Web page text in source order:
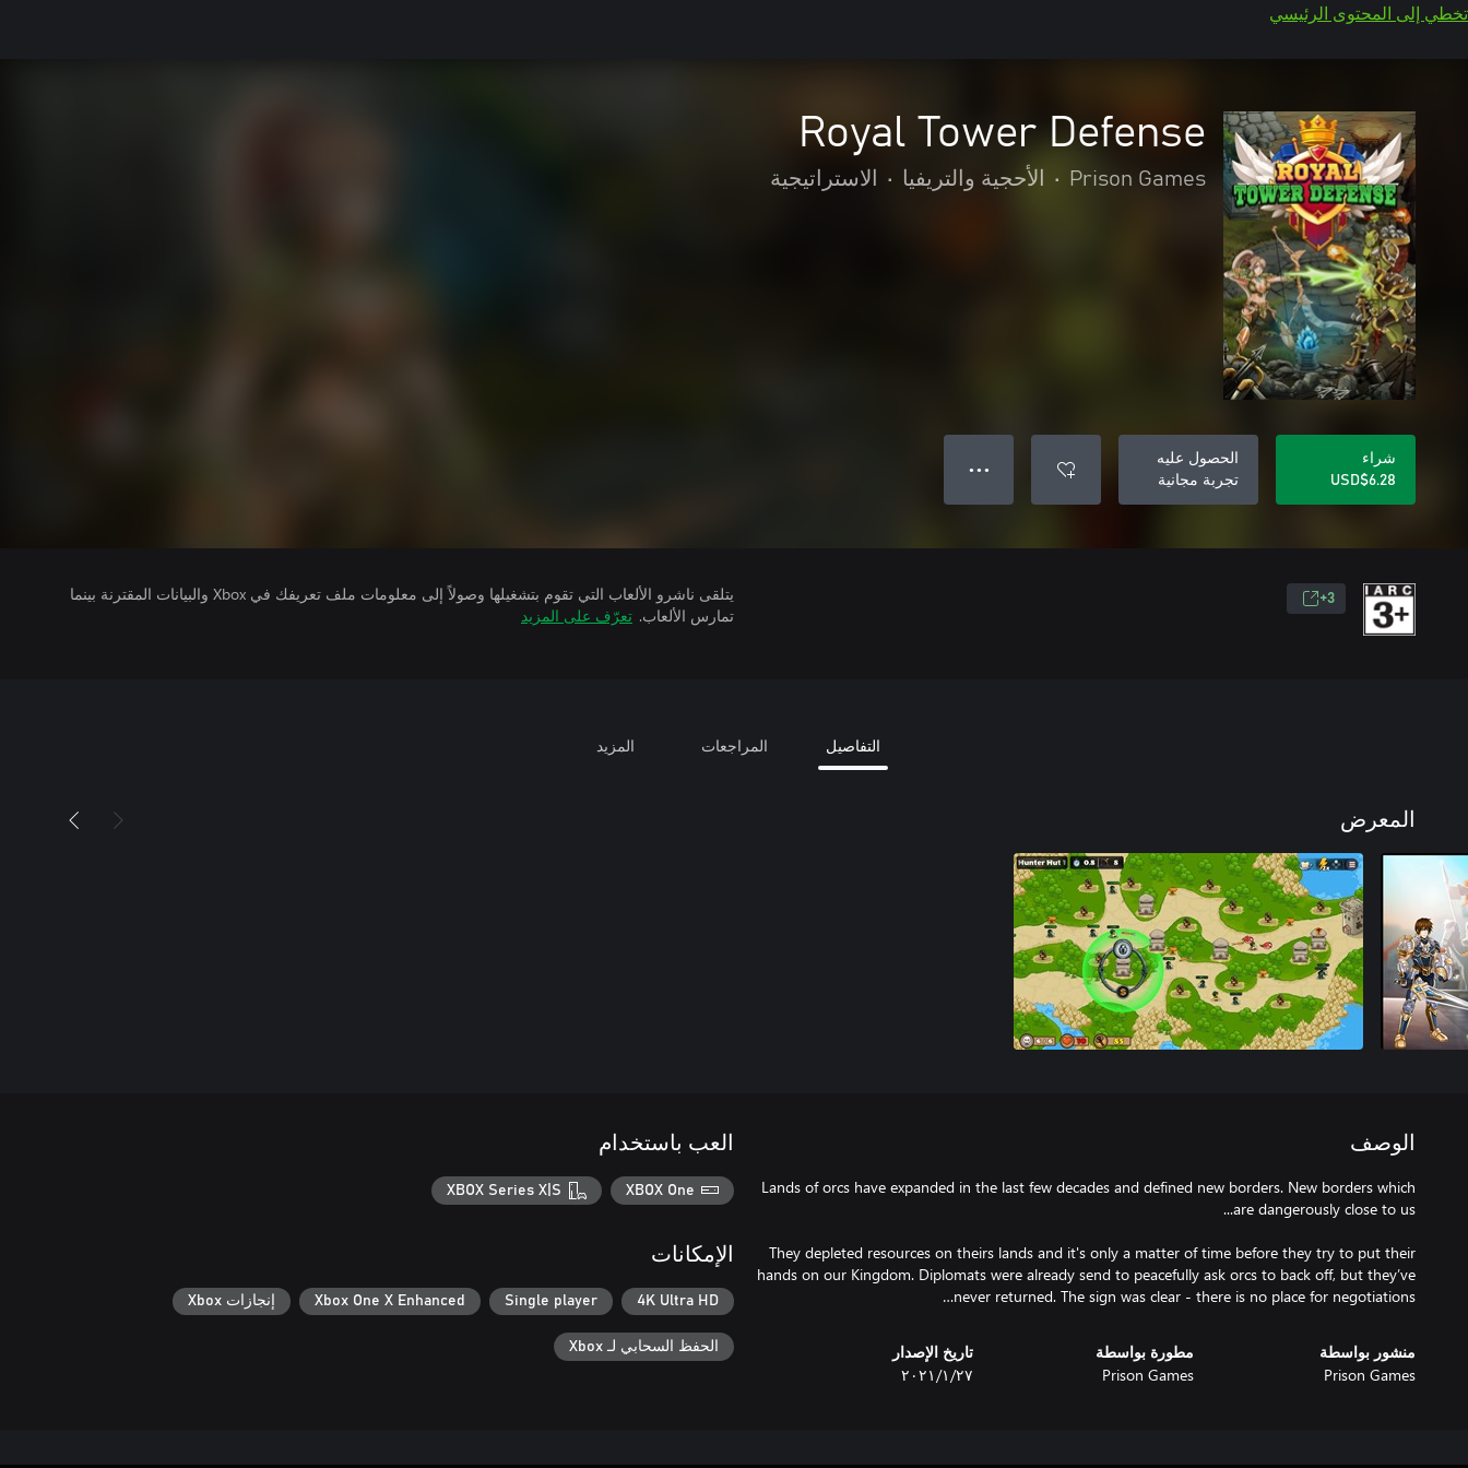
تخطي إلى المحتوى الرئيسي
Royal Tower Defense
Prison Games
• الأحجية والتريفيا • الاستراتيجية
شراء
USD$6.28
الحصول عليه
تجربة مجانية
● ● ●
3+
يتلقى ناشرو الألعاب التي تقوم بتشغيلها وصولاً إلى معلومات ملف تعريفك في Xbox والبيانات المقترنة بينما
تمارس الألعاب. تعرّف على المزيد
التفاصيل المراجعات المزيد
المعرض
الوصف
Lands of orcs have expanded in the last few decades and defined new borders. New borders which
They depleted resources on theirs lands and it's only a matter of time before they try to put their
hands on our Kingdom. Diplomats were already send to peacefully ask orcs to back off, but they’ve
never returned. The sign was clear - there is no place for negotiations…
منشور بواسطة
Prison Games
مطورة بواسطة
Prison Games
تاريخ الإصدار
٢٧‏/١‏/٢٠٢١
العب باستخدام
XBOX One
XBOX Series X|S
الإمكانات
4K Ultra HD
Single player
Xbox One X Enhanced إنجازات Xbox
الحفظ السحابي لـ Xbox